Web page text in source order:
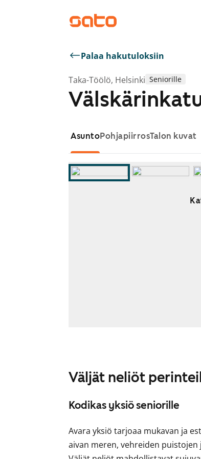
Palaa hakutuloksiin
Taka-Töölö, Helsinki Seniorille
AsuntoPohjapiirrosTalon kuvat
Väljät neliöt
Kodikas yksiö seniorille
Avara yksiö tarjoaa mukavan ja
aivan meren, vehreiden puistojen